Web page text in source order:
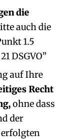
die
auch die
1.5
DSGVO”
auf Ihre
Recht
ohne dass
der